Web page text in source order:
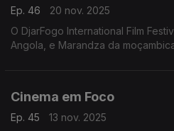
Ep. 46
20 nov. 2025
O DjarFogo International Film
Angola, e Marandza da
Cinema em Foco
Ep. 45
13 nov. 2025